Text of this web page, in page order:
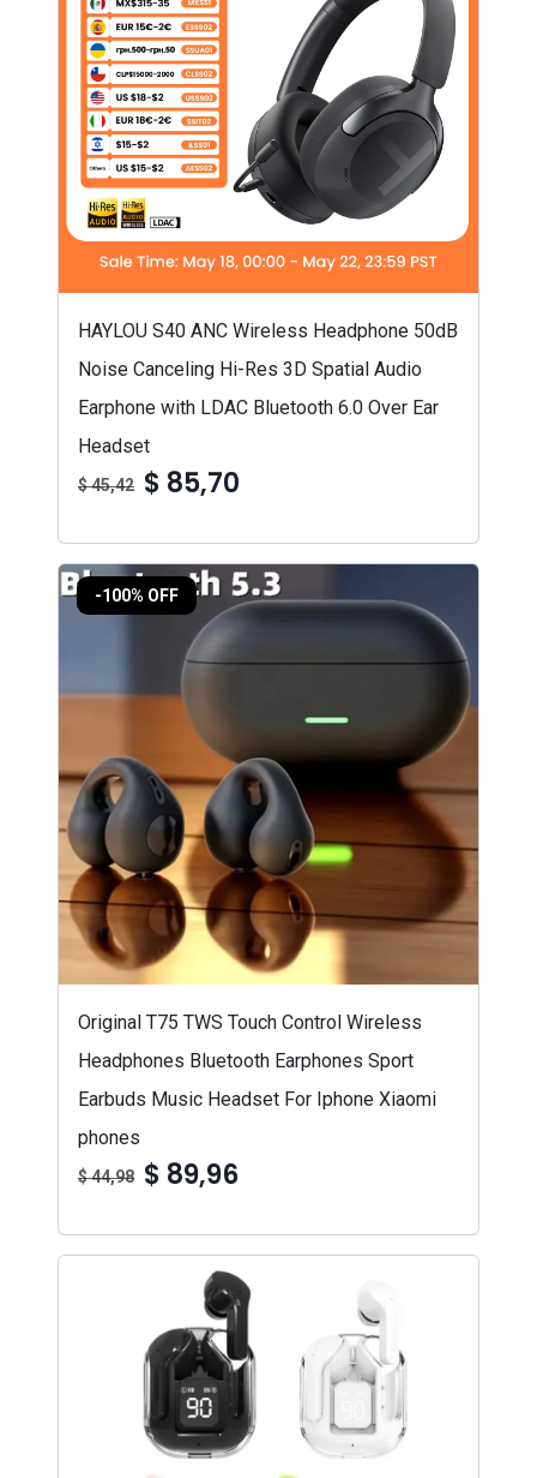
HAYLOU S40 ANC Wireless Headphone 50dB
Noise Canceling Hi-Res 3D Spatial Audio
Earphone with LDAC Bluetooth 6.0 Over Ear
Headset
$ 45,42 $ 85,70
-100% OFF
Original T75 TWS Touch Control Wireless
Headphones Bluetooth Earphones Sport
Earbuds Music Headset For Iphone Xiaomi
phones
$ 44,98 $ 89,96